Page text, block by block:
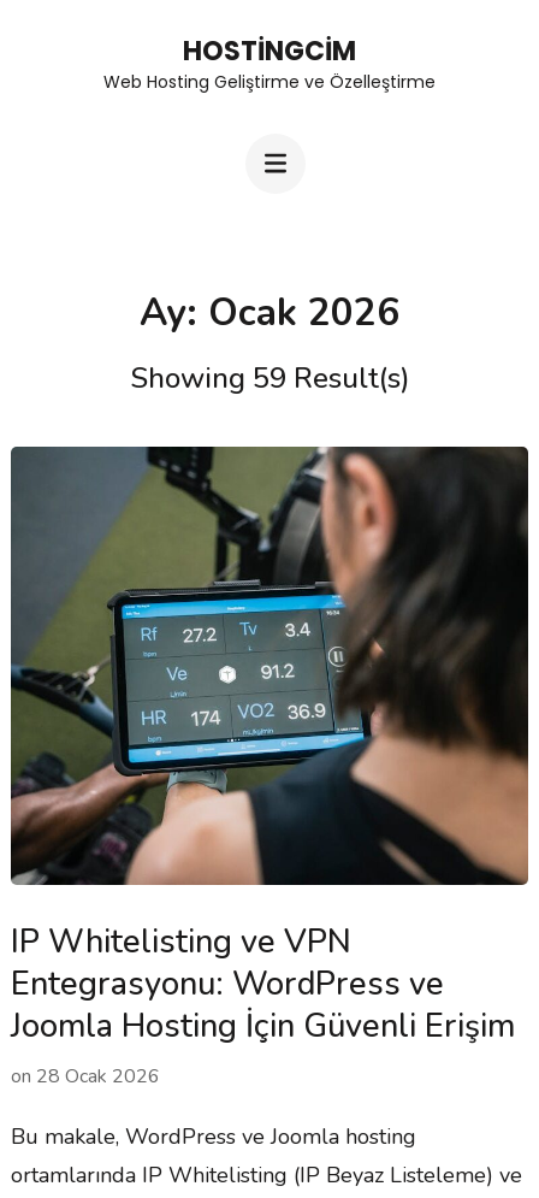
HOSTINGCIM
Web Hosting Geliştirme ve Özelleştirme
Ay: Ocak 2026
Showing 59 Result(s)
IP Whitelisting ve VPN
Entegrasyonu: WordPress ve
Joomla Hosting İçin Güvenli Erişim
on 28 Ocak 2026
Bu makale, WordPress ve Joomla hosting
ortamlarında IP Whitelisting (IP Beyaz Listeleme) ve